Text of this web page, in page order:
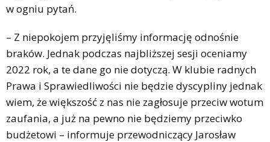
w ogniu pytań.
– Z niepokojem przyjęliśmy informację odnośnie
braków. Jednak podczas najbliższej sesji oceniamy
2022 rok, a te dane go nie dotyczą. W klubie radnych
Prawa i Sprawiedliwości nie będzie dyscypliny jednak
wiem, że większość z nas nie zagłosuje przeciw wotum
zaufania, a już na pewno nie będziemy przeciwko
budżetowi – informuje przewodniczący Jarosław